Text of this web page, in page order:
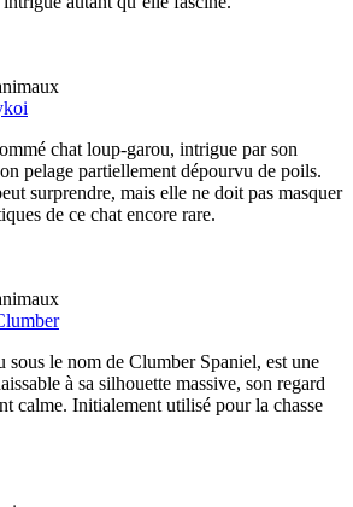
chat loup-garou, intrigue par son
pelage partiellement dépourvu de poils.
surprendre, mais elle ne doit pas masquer
de ce chat encore rare.
sous le nom de Clumber Spaniel, est une
à sa silhouette massive, son regard
calme. Initialement utilisé pour la chasse